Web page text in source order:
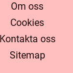
Om oss
Cookies
Kontakta oss
Sitemap